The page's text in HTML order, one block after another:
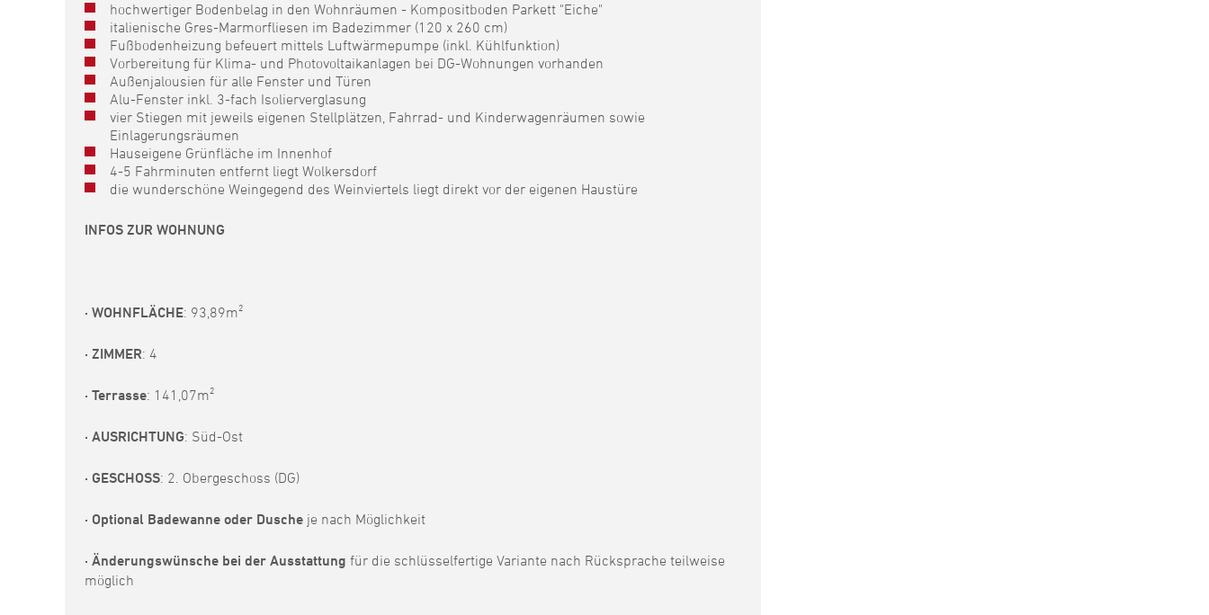
hochwertiger Bodenbelag in den Wohnräumen - Kompositboden Parkett "Eiche"
italienische Gres-Marmorfliesen im Badezimmer (120 x 260 cm)
Fußbodenheizung befeuert mittels Luftwärmepumpe (inkl. Kühlfunktion)
Vorbereitung für Klima- und Photovoltaikanlagen bei DG-Wohnungen vorhanden
Außenjalousien für alle Fenster und Türen
Alu-Fenster inkl. 3-fach Isolierverglasung
vier Stiegen mit jeweils eigenen Stellplätzen, Fahrrad- und Kinderwagenräumen sowie
Einlagerungsräumen
Hauseigene Grünfläche im Innenhof
4-5 Fahrminuten entfernt liegt Wolkersdorf
die wunderschöne Weingegend des Weinviertels liegt direkt vor der eigenen Haustüre
INFOS ZUR WOHNUNG
· WOHNFLÄCHE: 93,89m²
· ZIMMER: 4
· Terrasse: 141,07m²
· AUSRICHTUNG: Süd-Ost
· GESCHOSS: 2. Obergeschoss (DG)
· Optional Badewanne oder Dusche je nach Möglichkeit
· Änderungswünsche bei der Ausstattung für die schlüsselfertige Variante nach Rücksprache teilweise
möglich